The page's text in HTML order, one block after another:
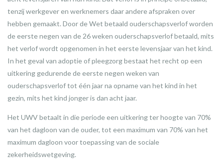
tenzij werkgever en werknemers daar andere afspraken over
hebben gemaakt. Door de Wet betaald ouderschapsverlof worden
de eerste negen van de 26 weken ouderschapsverlof betaald, mits
het verlof wordt opgenomen in het eerste levensjaar van het kind.
In het geval van adoptie of pleegzorg bestaat het recht op een
uitkering gedurende de eerste negen weken van
ouderschapsverlof tot één jaar na opname van het kind in het
gezin, mits het kind jonger is dan acht jaar.
Het UWV betaalt in die periode een uitkering ter hoogte van 70%
van het dagloon van de ouder, tot een maximum van 70% van het
maximum dagloon voor toepassing van de sociale
zekerheidswetgeving.